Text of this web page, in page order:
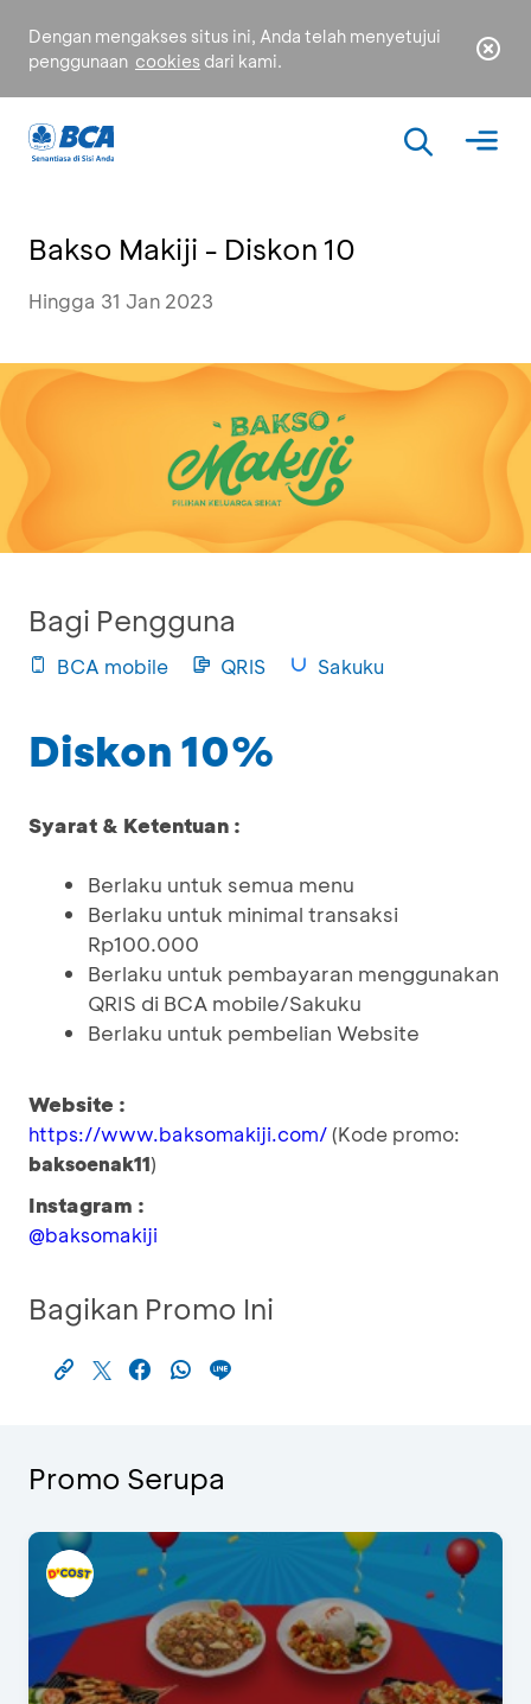
Dengan mengakses situs ini, Anda telah menyetujui
penggunaan cookies dari kami.
Bakso Makiji - Diskon 10
Hingga 31 Jan 2023
Bagi Pengguna
BCA mobile QRIS Sakuku
Diskon 10%
Syarat & Ketentuan :
Berlaku untuk semua menu
Berlaku untuk minimal transaksi
Rp100.000
Berlaku untuk pembayaran menggunakan
QRIS di BCA mobile/Sakuku
Berlaku untuk pembelian Website
Website :
https://www.baksomakiji.com/(Kode promo:
baksoenak11)
Instagram :
@baksomakiji
Bagikan Promo Ini
Promo Serupa